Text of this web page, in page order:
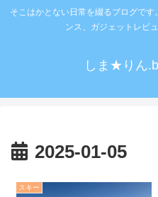
そこはかとない日常を綴るブログで
ンス、ガジェットレビ
しま★りん
2025-01-05
スキー